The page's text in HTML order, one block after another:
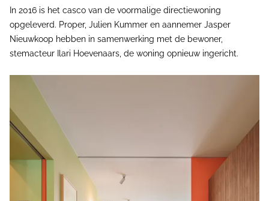
In 2016 is het casco van de voormalige directiewoning
opgeleverd. Proper, Julien Kummer en aannemer Jasper
Nieuwkoop hebben in samenwerking met de bewoner,
stemacteur Ilari Hoevenaars, de woning opnieuw ingericht.